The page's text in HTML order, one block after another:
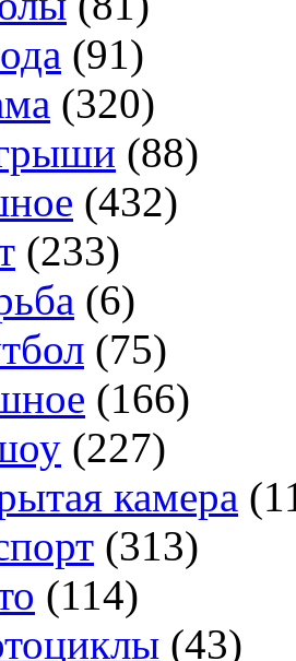
(91)
(320)
(88)
(432)
(233)
(6)
(75)
(166)
(227)
камера
(313)
(114)
(43)